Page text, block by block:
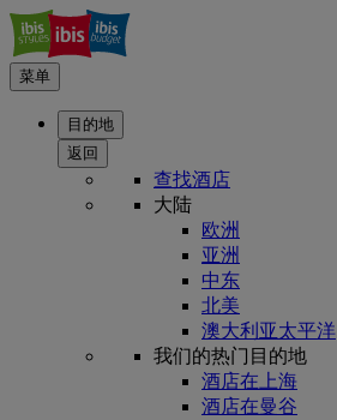
菜单
目的地
返回
查找酒店
大陆
欧洲
亚洲
中东
北美
澳大利亚太平洋
我们的热门目的地
酒店在上海
酒店在曼谷